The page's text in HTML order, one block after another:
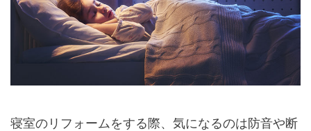
寝室のリフォームをする際、気になるのは防音や断